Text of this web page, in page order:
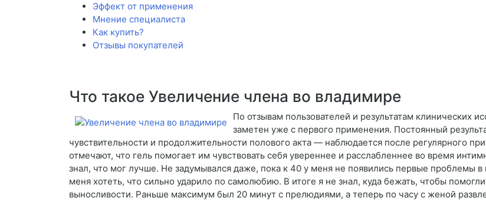
Эффект от применения
Мнение специалиста
Как купить?
Отзывы покупателей
Что такое Увеличение члена во владимире
По отзывам пользователей и результатам клинических
заметен уже с первого применения. Постоянный
чувствительности и продолжительности полового акта — наблюдается после регулярного
отмечают, что гель помогает им чувствовать себя увереннее и расслабленнее во время
знал, что мог лучше. Не задумывался даже, пока к 40 у меня не появились первые проблемы
меня хотеть, что сильно ударило по самолюбию. В итоге я не знал, куда бежать, чтобы
выносливости. Раньше максимум был 20 минут с прелюдиями, а теперь по часу с женой